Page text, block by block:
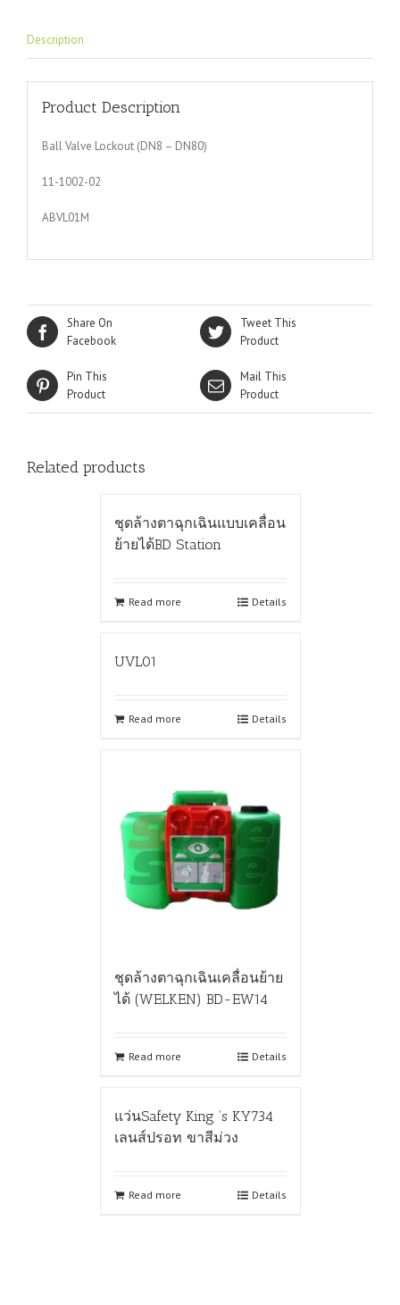
Description
Product Description
Ball Valve Lockout (DN8 – DN80)
11-1002-02
ABVL01M
Share On
Facebook
Tweet This
Product
Pin This
Product
Mail This
Product
Related products
ชุดล้างตาฉุกเฉินแบบเคลื่อน
ย้ายได้BD Station
Read more Details
UVL01
Read more Details
ชุดล้างตาฉุกเฉินเคลื่อนย้าย
ได้ (WELKEN) BD-EW14
Read more Details
แว่นSafety King ‘s KY734
เลนส์ปรอท ขาสีม่วง
Read more Details